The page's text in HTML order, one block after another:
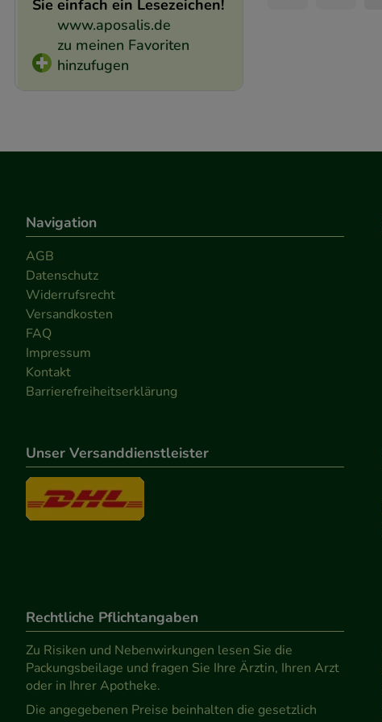
Sie einfach ein Lesezeichen!
www.aposalis.de
zu meinen Favoriten
hinzufugen
Navigation
AGB
Datenschutz
Widerrufsrecht
Versandkosten
FAQ
Impressum
Kontakt
Barrierefreiheitserklärung
Unser Versanddienstleister
Rechtliche Pflichtangaben
Zu Risiken und Nebenwirkungen lesen Sie die
Packungsbeilage und fragen Sie Ihre Ärztin, Ihren Arzt
oder in Ihrer Apotheke.
Die angegebenen Preise beinhalten die gesetzlich